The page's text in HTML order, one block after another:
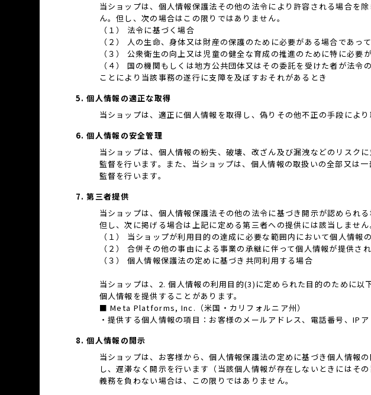
当ショップは、個人情報保護法その他の法令により許容される場合を
ん。但し、次の場合はこの限りではありません。
（１） 法令に基づく場合
（２） 人の生命、身体又は財産の保護のために必要がある場合であっ
（３） 公衆衛生の向上又は児童の健全な育成の推進のために特に必
（４） 国の機関もしくは地方公共団体又はその委託を受けた者が法
ことにより当該事務の遂行に支障を及ぼすおそれがあるとき
5. 個人情報の適正な取得
当ショップは、適正に個人情報を取得し、偽りその他不正の手段により
6. 個人情報の安全管理
当ショップは、個人情報の紛失、破壊、改ざん及び漏洩などのリスク
監督を行います。また、当ショップは、個人情報の取扱いの全部又は
監督を行います。
7. 第三者提供
当ショップは、個人情報保護法その他の法令に基づき開示が認められ
但し、次に掲げる場合は上記に定める第三者への提供には該当しません
（１） 当ショップが利用目的の達成に必要な範囲内において個人情
（２） 合併その他の事由による事業の承継に伴って個人情報が提供さ
（３） 個人情報保護法の定めに基づき共同利用する場合
当ショップは、2. 個人情報の利用目的(3)に定められた目的のために
個人情報を提供することがあります。
■ Meta Platforms, Inc.（米国・カリフォルニア州）
・提供する個人情報の項目：お客様のメールアドレス、電話番号、IP
8. 個人情報の開示
当ショップは、お客様から、個人情報保護法の定めに基づき個人情報
し、遅滞なく開示を行います（当該個人情報が存在しないときにはそ
義務を負わない場合は、この限りではありません。